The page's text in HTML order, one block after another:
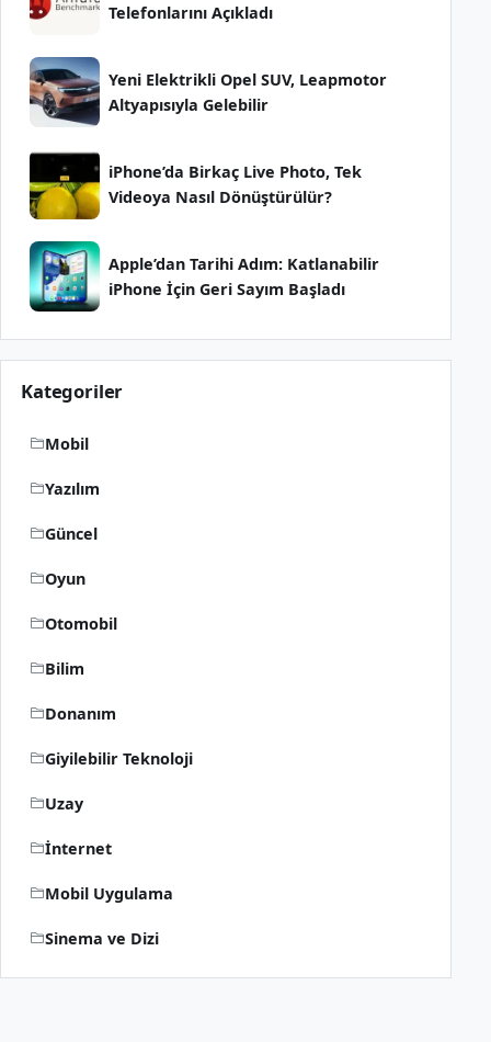
Telefonlarını Açıkladı
Yeni Elektrikli Opel SUV, Leapmotor
Altyapısıyla Gelebilir
iPhone’da Birkaç Live Photo, Tek
Videoya Nasıl Dönüştürülür?
Apple’dan Tarihi Adım: Katlanabilir
iPhone İçin Geri Sayım Başladı
Kategoriler
Mobil
Yazılım
Güncel
Oyun
Otomobil
Bilim
Donanım
Giyilebilir Teknoloji
Uzay
İnternet
Mobil Uygulama
Sinema ve Dizi